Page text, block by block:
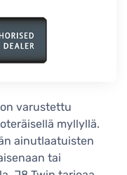
varustettu
myllyllä.
ainutlaatuisten
tai